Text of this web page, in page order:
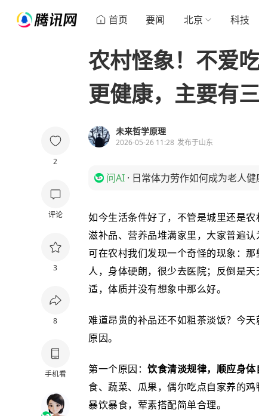
首页 要闻 北京 科技
2
评论
3
8
手机看
农村怪象！不爱
更健康，主要有
未来哲学原理
2026-05-26 11:28 发布于山东
问AI · 日常体力劳作如何成为老人健
如今生活条件好了，不管是城里还是
滋补品、营养品堆满家里，大家普遍认
可在农村我们发现一个奇怪的现象：
人，身体硬朗，很少去医院；反倒是
适，体质并没有想象中那么好。
难道昂贵的补品还不如粗茶淡饭？今
原因。
第一个原因： 饮食清淡规律，顺应身体
食、蔬菜、瓜果，偶尔吃点自家养的
暴饮暴食，荤素搭配简单合理。